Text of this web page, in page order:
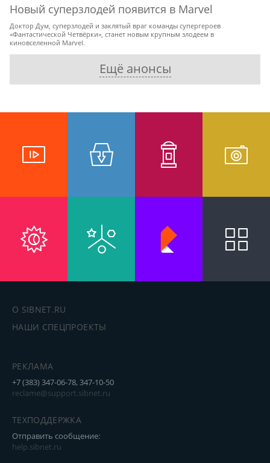
Новый суперзлодей появится в Marvel
Доктор Дум, суперзлодей и заклятый враг команды супергероев
«Фантастической Четвёрки», станет новым крупным злодеем в
киновселенной Marvel.
Ещё анонсы
О SIBNET.RU
НАШИ СПЕЦПРОЕКТЫ
РЕКЛАМА
+7 (383) 347-06-78, 347-10-50
reclame@support.sibnet.ru
ТЕХПОДДЕРЖКА
Отправить сообщение:
help.sibnet.ru